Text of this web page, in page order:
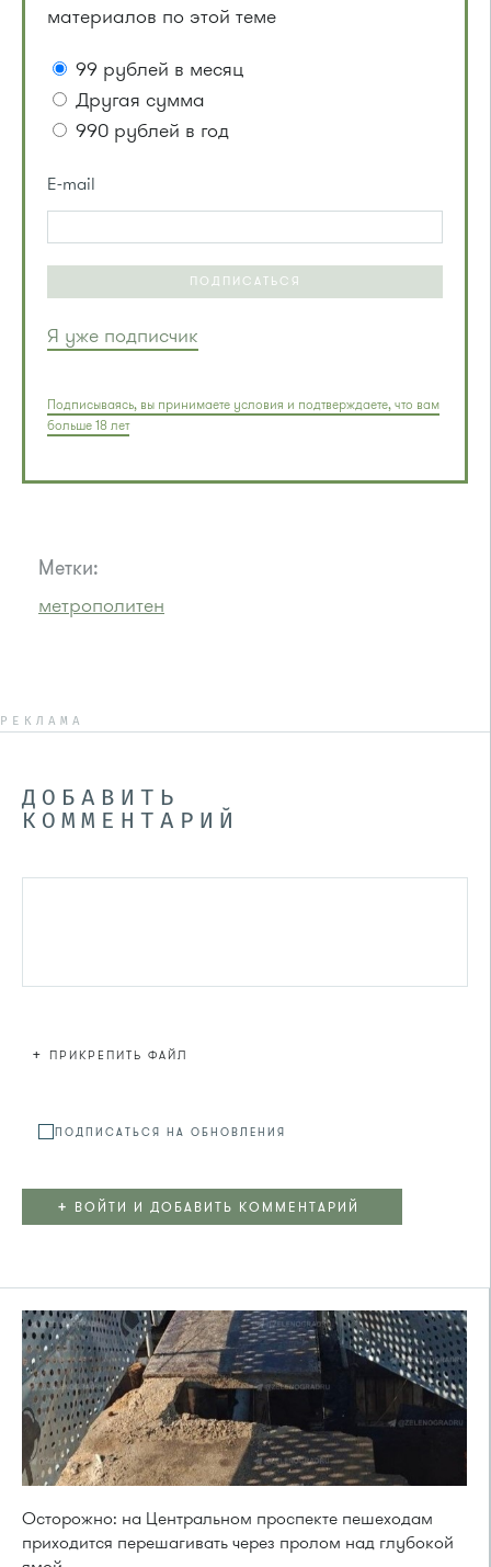
материалов по этой теме
99 рублей в месяц
Другая сумма
990 рублей в год
E-mail
ПОДПИСАТЬСЯ
Я уже подписчик
Подписываясь, вы принимаете условия и подтверждаете, что вам
больше 18 лет
Метки:
метрополитен
РЕКЛАМА
ДОБАВИТЬ
КОММЕНТАРИЙ
+ ПРИКРЕПИТЬ ФАЙЛ
ПОДПИСАТЬСЯ НА ОБНОВЛЕНИЯ
+ ВОЙТИ И ДОБАВИТЬ КОММЕНТАРИЙ
Осторожно: на Центральном проспекте пешеходам
приходится перешагивать через пролом над глубокой